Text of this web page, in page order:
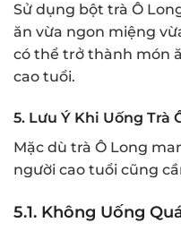
Sử dụng bột trà Ô
ăn vừa ngon miệng
có thể trở thành món
cao tuổi.
5. Lưu Ý Khi Uống Trà
Mặc dù trà Ô Long
người cao tuổi cũng
5.1. Không Uống